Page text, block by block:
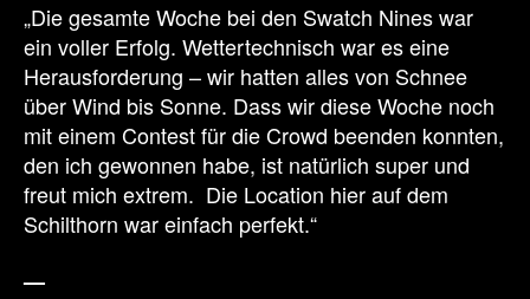
„Die gesamte Woche bei den Swatch Nines war
ein voller Erfolg. Wettertechnisch war es eine
Herausforderung – wir hatten alles von Schnee
über Wind bis Sonne. Dass wir diese Woche noch
mit einem Contest für die Crowd beenden konnten,
den ich gewonnen habe, ist natürlich super und
freut mich extrem. Die Location hier auf dem
Schilthorn war einfach perfekt.“
—